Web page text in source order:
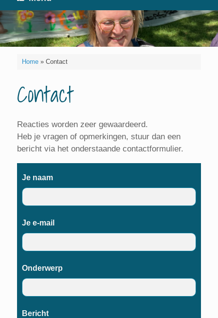
Home» Contact
Contact
Reacties worden zeer gewaardeerd.
Heb je vragen of opmerkingen, stuur dan een
bericht via het onderstaande contactformulier.
Je naam
Je e-mail
Onderwerp
Bericht